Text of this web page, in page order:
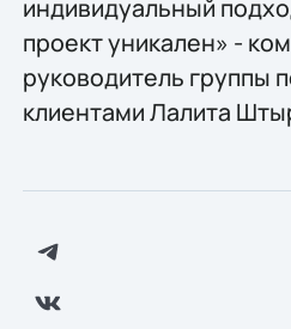
индивидуальный
проект уникален» -
руководитель группы
клиентами Лалита